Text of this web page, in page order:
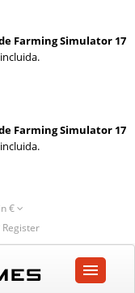
Farming Simulator 17
Farming Simulator 17
€
Register